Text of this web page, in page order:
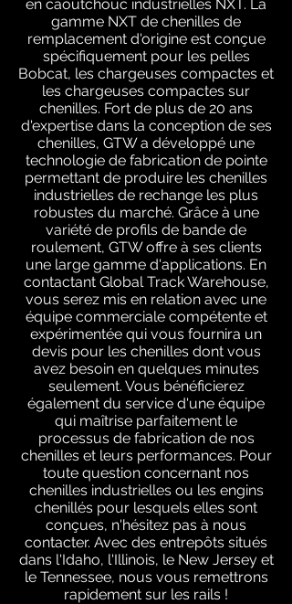
en caoutchouc industrielles NXT. La
gamme NXT de chenilles de
remplacement d'origine est conçue
spécifiquement pour les pelles
Bobcat, les chargeuses compactes et
les chargeuses compactes sur
chenilles. Fort de plus de 20 ans
d'expertise dans la conception de ses
chenilles, GTW a développé une
technologie de fabrication de pointe
permettant de produire les chenilles
industrielles de rechange les plus
robustes du marché. Grâce à une
variété de profils de bande de
roulement, GTW offre à ses clients
une large gamme d'applications. En
contactant Global Track Warehouse,
vous serez mis en relation avec une
équipe commerciale compétente et
expérimentée qui vous fournira un
devis pour les chenilles dont vous
avez besoin en quelques minutes
seulement. Vous bénéficierez
également du service d'une équipe
qui maîtrise parfaitement le
processus de fabrication de nos
chenilles et leurs performances. Pour
toute question concernant nos
chenilles industrielles ou les engins
chenillés pour lesquels elles sont
conçues, n'hésitez pas à nous
contacter. Avec des entrepôts situés
dans l'Idaho, l'Illinois, le New Jersey et
le Tennessee, nous vous remettrons
rapidement sur les rails !